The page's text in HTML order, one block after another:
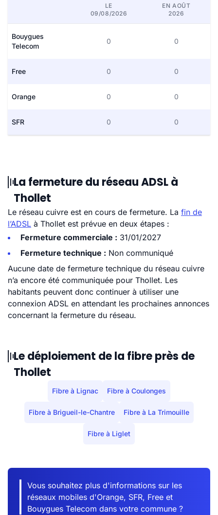
LE
09/08/2026
EN AOÛT
2026
Bouygues
Telecom
0 0
Free 0 0
Orange 0 0
SFR 0 0
La fermeture du réseau ADSL à
Thollet
Le réseau cuivre est en cours de fermeture. La fin de
l’ADSL à Thollet est prévue en deux étapes :
Fermeture commerciale : 31/01/2027
Fermeture technique : Non communiqué
Aucune date de fermeture technique du réseau cuivre
n’a encore été communiquée pour Thollet. Les
habitants peuvent donc continuer à utiliser une
connexion ADSL en attendant les prochaines annonces
concernant la fermeture du réseau.
Le déploiement de la fibre près de
Thollet
Fibre à Lignac Fibre à Coulonges
Fibre à Brigueil-le-Chantre Fibre à La Trimouille
Fibre à Liglet
Vous souhaitez plus d'informations sur les
réseaux mobiles d'Orange, SFR, Free et
Bouygues Telecom dans votre commune ?